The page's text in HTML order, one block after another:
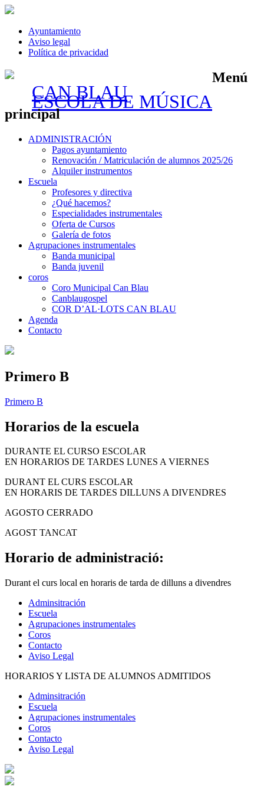
Ayuntamiento
Aviso legal
Política de privacidad
CAN BLAU
ESCOLA DE MÚSICA
Menú
principal
Saltar
ADMINISTRACIÓN
Pagos ayuntamiento
Renovación / Matriculación de alumnos 2025/26
Alquiler instrumentos
Escuela
Profesores y directiva
¿Qué hacemos?
Especialidades instrumentales
Oferta de Cursos
Galería de fotos
Agrupaciones instrumentales
Banda municipal
Banda juvenil
coros
Coro Municipal Can Blau
Canblaugospel
COR D’AL·LOTS CAN BLAU
Agenda
Contacto
Primero B
Primero B
Horarios de la escuela
DURANTE EL CURSO ESCOLAR
EN HORARIOS DE TARDES LUNES A VIERNES
DURANT EL CURS ESCOLAR
EN HORARIS DE TARDES DILLUNS A DIVENDRES
AGOSTO CERRADO
AGOST TANCAT
Horario de administració:
Durant el curs local en horaris de tarda de dilluns a divendres
Adminsitración
Escuela
Agrupaciones instrumentales
Coros
Contacto
Aviso Legal
HORARIOS Y LISTA DE ALUMNOS ADMITIDOS
Adminsitración
Escuela
Agrupaciones instrumentales
Coros
Contacto
Aviso Legal